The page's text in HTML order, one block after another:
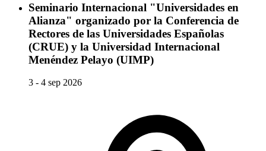
Seminario Internacional "Universidades en
Alianza" organizado por la Conferencia de
Rectores de las Universidades Españolas
(CRUE) y la Universidad Internacional
Menéndez Pelayo (UIMP)
3 - 4 sep 2026